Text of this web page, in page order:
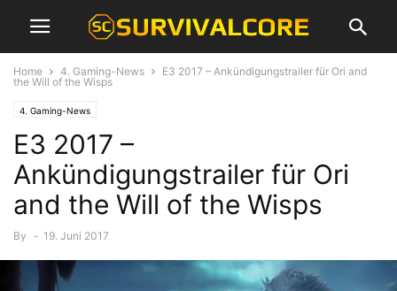
Home 4. Gaming-News
E3 2017 – Ankündigungstrailer für Ori and
the Will of the Wisps
4. Gaming-News
E3 2017 –
Ankündigungstrailer für Ori
and the Will of the Wisps
By - 19. Juni 2017